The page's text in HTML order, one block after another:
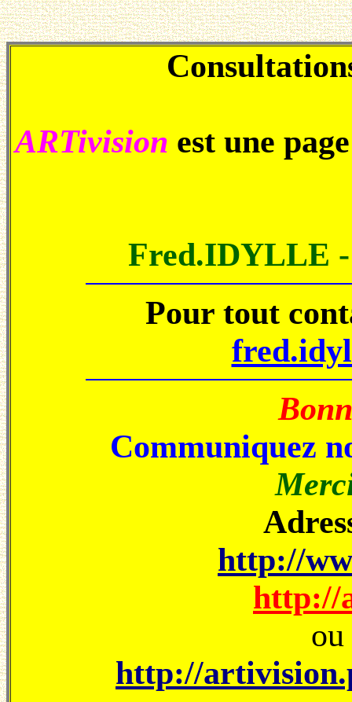
ARTivision est une
Fred.IDYLLE
Pour tout
Communiquez
http://
http://
ou
http://